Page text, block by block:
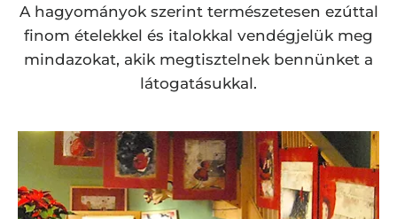
A hagyományok szerint természetesen ezúttal
finom ételekkel és italokkal vendégjelük meg
mindazokat, akik megtisztelnek bennünket a
látogatásukkal.